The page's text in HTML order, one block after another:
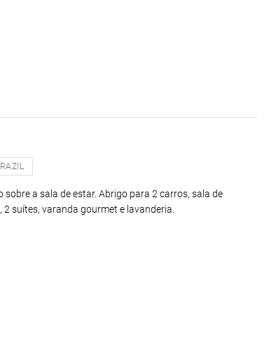
a sala de estar. Abrigo para 2 carros, sala de
suítes, varanda gourmet e lavanderia.